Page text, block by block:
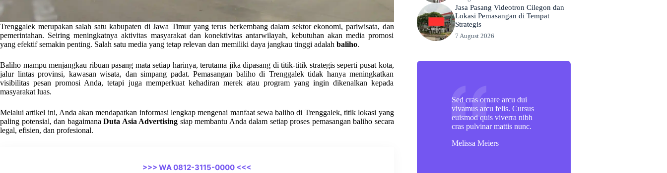
Trenggalek merupakan salah satu kabupaten di Jawa Timur yang terus berkembang dalam sektor ekonomi, pariwisata, dan
pemerintahan. Seiring meningkatnya aktivitas masyarakat dan konektivitas antarwilayah, kebutuhan akan media promosi
yang efektif semakin penting. Salah satu media yang tetap relevan dan memiliki daya jangkau tinggi adalah baliho.
Baliho mampu menjangkau ribuan pasang mata setiap harinya, terutama jika dipasang di titik-titik strategis seperti pusat kota,
jalur lintas provinsi, kawasan wisata, dan simpang padat. Pemasangan baliho di Trenggalek tidak hanya meningkatkan
visibilitas pesan promosi Anda, tetapi juga memperkuat kehadiran merek atau program yang ingin dikenalkan kepada
masyarakat luas.
Melalui artikel ini, Anda akan mendapatkan informasi lengkap mengenai manfaat sewa baliho di Trenggalek, titik lokasi yang
paling potensial, dan bagaimana Duta Asia Advertising siap membantu Anda dalam setiap proses pemasangan baliho secara
legal, efisien, dan profesional.
>>> WA 0812-3115-0000 <<<
Jasa Pasang Videotron Cilegon dan
Lokasi Pemasangan di Tempat
Strategis
7 August 2026
Sed cras ornare arcu dui
vivamus arcu felis. Cursus
euismod quis viverra nibh
cras pulvinar mattis nunc.
Melissa Meiers